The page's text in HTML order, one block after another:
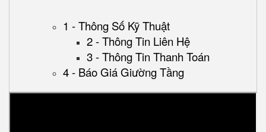
1 - Thông Số Kỹ Thuật
2 - Thông Tin Liên Hệ
3 - Thông Tin Thanh Toán
4 - Báo Giá Giường Tầng